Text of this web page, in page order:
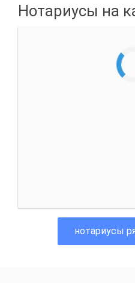
Нотариусы на
нотариусы